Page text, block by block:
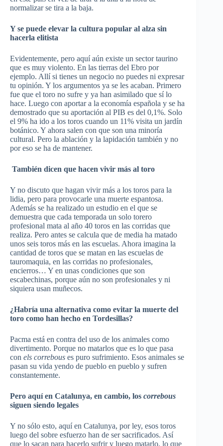
normalizar se tira a la baja.
Y se puede elevar la cultura popular al alza sin
hacerla elitista
Evidentemente, pero aquí aún existe un sector taurino
que es muy violento. En las tierras del Ebro por
ejemplo. Allí si tienes un negocio no puedes ni expresar
tu opinión. Y los argumentos ya se les acaban. Primero
fue que el toro no sufre y ya han asimilado que sí lo
hace. Luego con aportar a la economía española y se ha
demostrado que su aportación al PIB es del 0,1%. Solo
el 9% ha ido a los toros cuando un 11% visita un jardín
botánico. Y ahora salen con que son una minoría
cultural. Pero la ablación y la lapidación también y no
por eso se ha de mantener.
También dicen que hacen vivir más al toro
Y no discuto que hagan vivir más a los toros para la
lidia, pero para provocarle una muerte espantosa.
Además se ha realizado un estudio en el que se
demuestra que cada temporada un solo torero
profesional mata al año 40 toros en las corridas que
realiza. Pero antes se calcula que de media ha matado
unos seis toros más en las escuelas. Ahora imagina la
cantidad de toros que se matan en las escuelas de
tauromaquia, en las corridas no profesionales,
encierros… Y en unas condiciones que son
escabechinas, porque aún no son profesionales y ni
siquiera usan muñecos.
¿Habría una alternativa como evitar la muerte del
toro como han hecho en Tordesillas?
Pacma está en contra del uso de los animales como
divertimento. Porque no matarlos que es lo que pasa
con els correbous es puro sufrimiento. Esos animales se
pasan su vida yendo de pueblo en pueblo y sufren
constantemente.
Pero aquí en Catalunya, en cambio, los correbous
siguen siendo legales
Y no sólo esto, aquí en Catalunya, por ley, esos toros
luego del sobre esfuerzo han de ser sacrificados. Así
que lo sacan para hacerlo sufrir y luego matarlo, lo que